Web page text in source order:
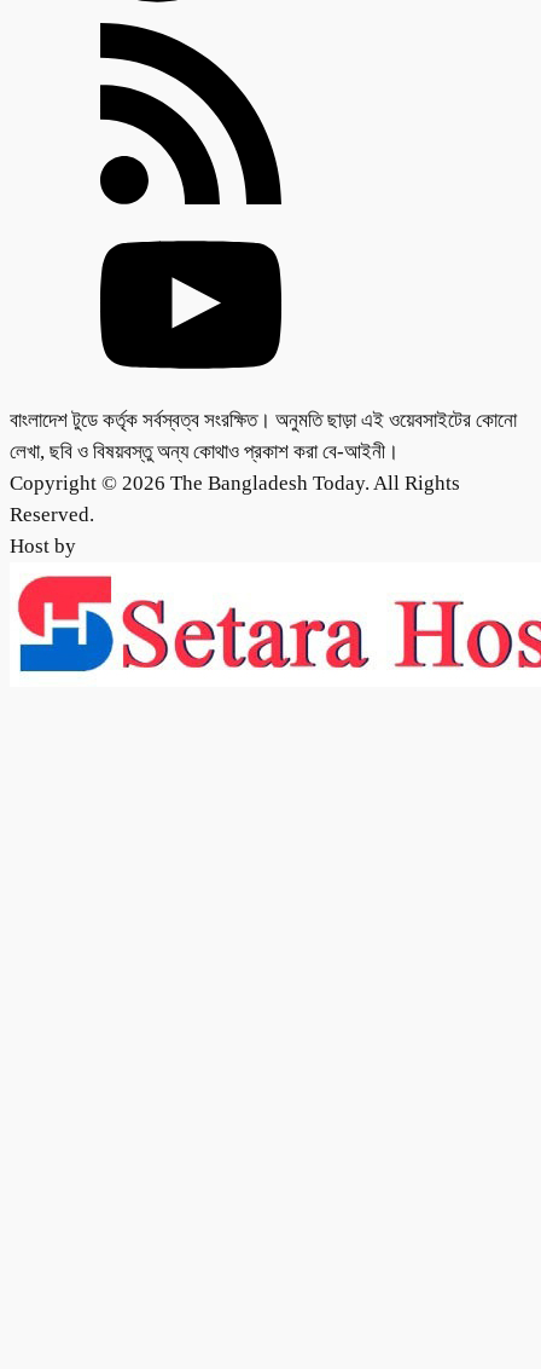
বাংলাদেশ টুডে কর্তৃক সর্বস্বত্ব সংরক্ষিত। অনুমতি ছাড়া এই ওয়েবসাইটের কোনো
লেখা, ছবি ও বিষয়বস্তু অন্য কোথাও প্রকাশ করা বে-আইনী।
Copyright © 2026 The Bangladesh Today. All Rights
Reserved.
Host by